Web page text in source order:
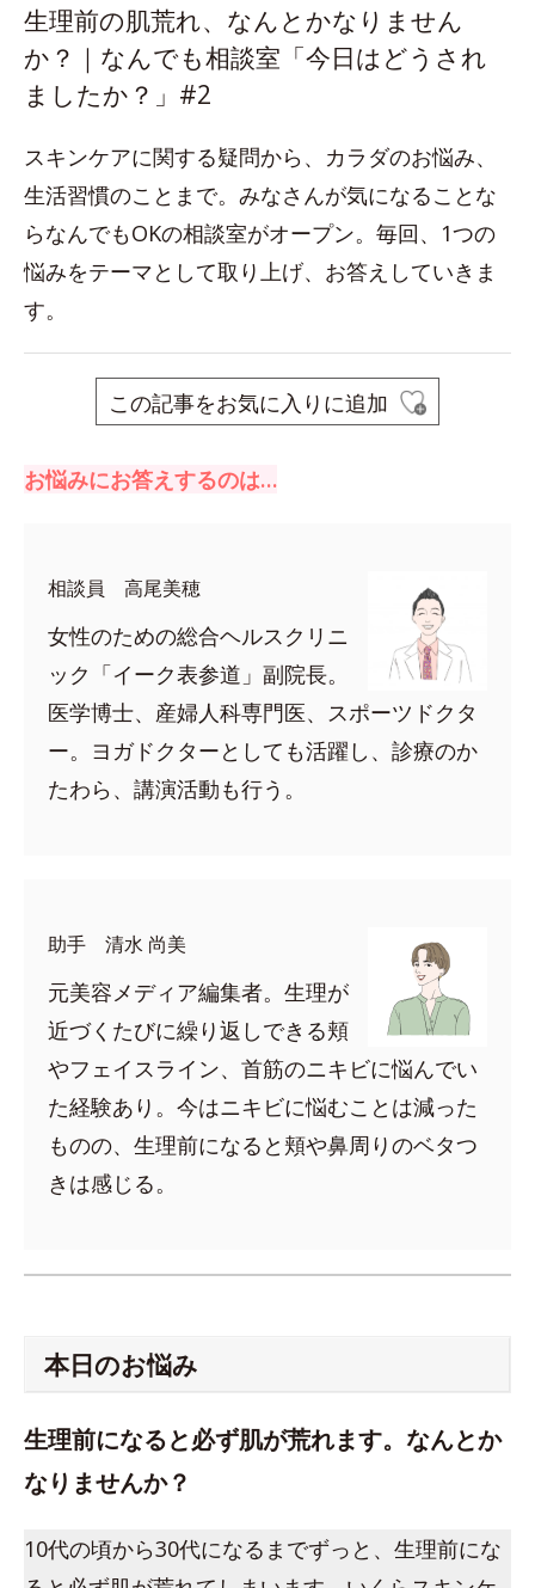
生理前の肌荒れ、なんとかなりません
か？｜なんでも相談室「今日はどうされ
ましたか？」#2
スキンケアに関する疑問から、カラダのお悩み、
生活習慣のことまで。みなさんが気になることな
らなんでもOKの相談室がオープン。毎回、1つの
悩みをテーマとして取り上げ、お答えしていきま
す。
この記事をお気に入りに追加
お悩みにお答えするのは…
相談員 高尾美穂
女性のための総合ヘルスクリニ
ック「イーク表参道」副院長。
医学博士、産婦人科専門医、スポーツドクタ
ー。ヨガドクターとしても活躍し、診療のか
たわら、講演活動も行う。
助手 清水 尚美
元美容メディア編集者。生理が
近づくたびに繰り返しできる頬
やフェイスライン、首筋のニキビに悩んでい
た経験あり。今はニキビに悩むことは減った
ものの、生理前になると頬や鼻周りのベタつ
きは感じる。
本日のお悩み
生理前になると必ず肌が荒れます。なんとか
なりませんか？
10代の頃から30代になるまでずっと、生理前にな